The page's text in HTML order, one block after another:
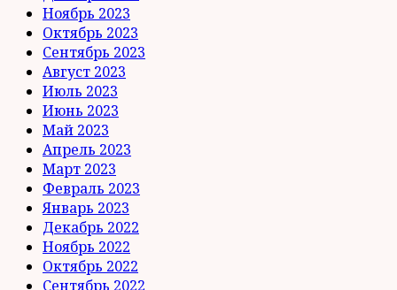
Ноябрь 2023
Октябрь 2023
Сентябрь 2023
Август 2023
Июль 2023
Июнь 2023
Май 2023
Апрель 2023
Март 2023
Февраль 2023
Январь 2023
Декабрь 2022
Ноябрь 2022
Октябрь 2022
Сентябрь 2022